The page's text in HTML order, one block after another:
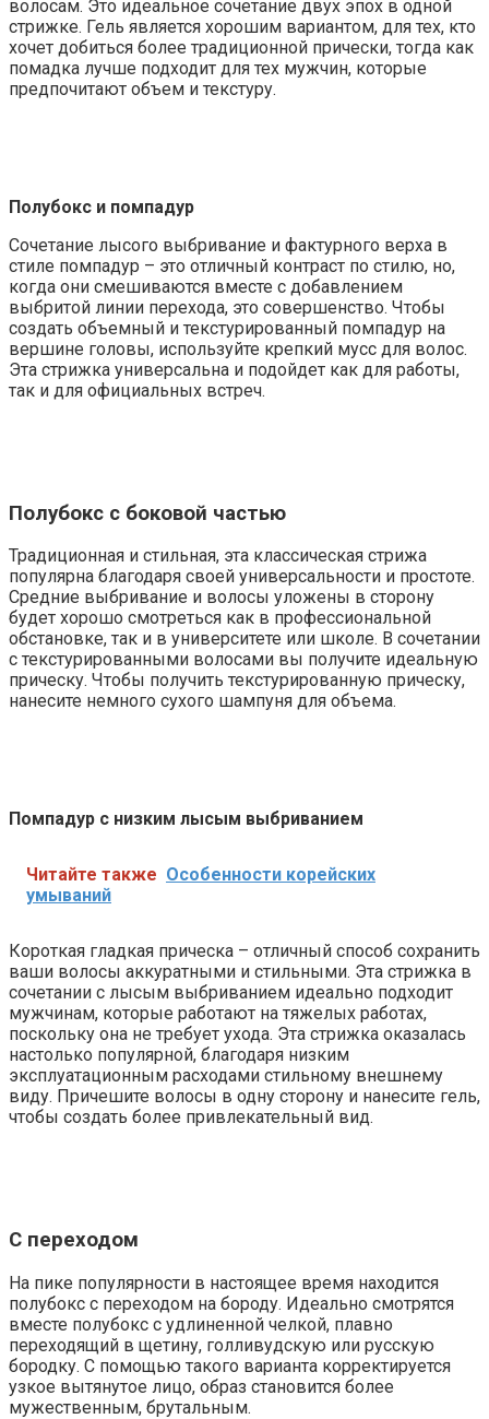
волосам. Это идеальное сочетание двух эпох в одной
стрижке. Гель является хорошим вариантом, для тех, кто
хочет добиться более традиционной прически, тогда как
помадка лучше подходит для тех мужчин, которые
предпочитают объем и текстуру.
Полубокс и помпадур
Сочетание лысого выбривание и фактурного верха в
стиле помпадур – это отличный контраст по стилю, но,
когда они смешиваются вместе с добавлением
выбритой линии перехода, это совершенство. Чтобы
создать объемный и текстурированный помпадур на
вершине головы, используйте крепкий мусс для волос.
Эта стрижка универсальна и подойдет как для работы,
так и для официальных встреч.
Полубокс с боковой частью
Традиционная и стильная, эта классическая стрижа
популярна благодаря своей универсальности и простоте.
Средние выбривание и волосы уложены в сторону
будет хорошо смотреться как в профессиональной
обстановке, так и в университете или школе. В сочетании
с текстурированными волосами вы получите идеальную
прическу. Чтобы получить текстурированную прическу,
нанесите немного сухого шампуня для объема.
Помпадур с низким лысым выбриванием
Читайте также Особенности корейских
умываний
Короткая гладкая прическа – отличный способ сохранить
ваши волосы аккуратными и стильными. Эта стрижка в
сочетании с лысым выбриванием идеально подходит
мужчинам, которые работают на тяжелых работах,
поскольку она не требует ухода. Эта стрижка оказалась
настолько популярной, благодаря низким
эксплуатационным расходами стильному внешнему
виду. Причешите волосы в одну сторону и нанесите гель,
чтобы создать более привлекательный вид.
С переходом
На пике популярности в настоящее время находится
полубокс с переходом на бороду. Идеально смотрятся
вместе полубокс с удлиненной челкой, плавно
переходящий в щетину, голливудскую или русскую
бородку. С помощью такого варианта корректируется
узкое вытянутое лицо, образ становится более
мужественным, брутальным.